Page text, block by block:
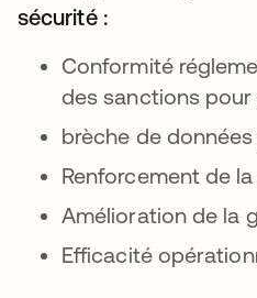
sécurité :
Conformité
des sanctions
brèche de
Renforcement de
Amélioration de la
Efficacité